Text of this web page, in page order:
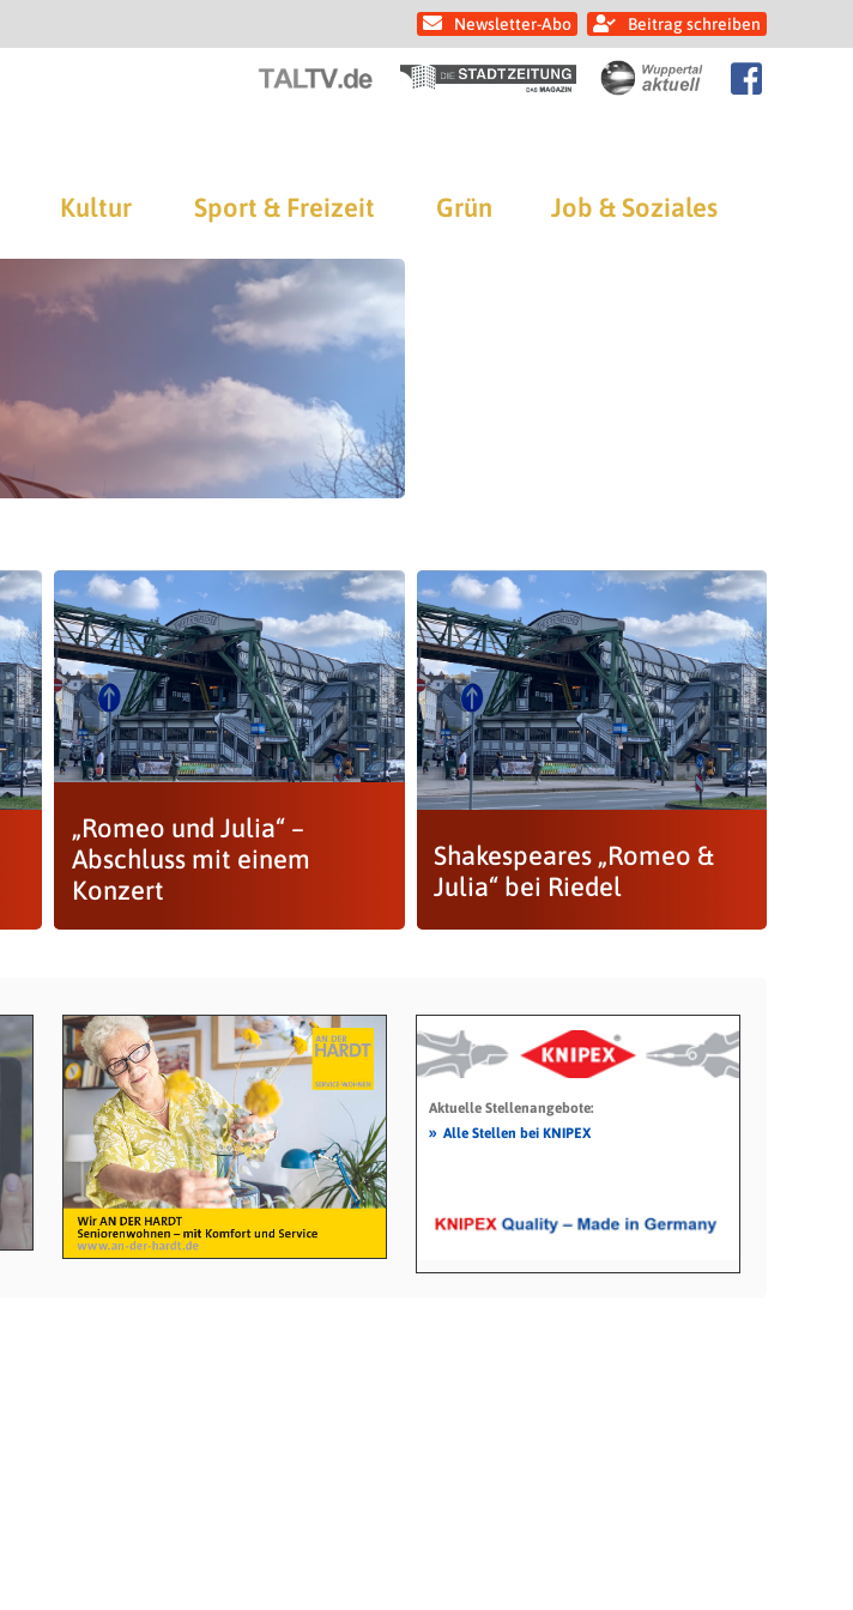
Newsletter-Abo Beitrag schreiben
Kultur Sport & Freizeit Grün Job & Soziales
„Romeo und Julia“ –
Abschluss mit einem
Konzert
Shakespeares „Romeo &
Julia“ bei Riedel
Aktuelle Stellenangebote:
» Alle Stellen bei KNIPEX